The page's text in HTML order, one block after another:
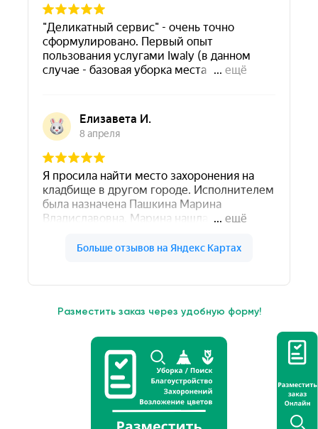
Разместить заказ через удобную форму!